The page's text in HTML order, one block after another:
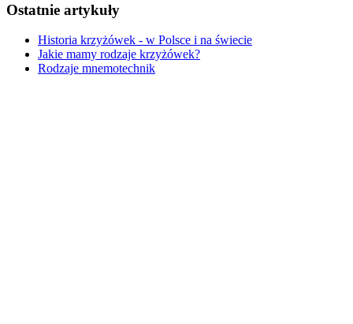
Ostatnie artykuły
Historia krzyżówek - w Polsce i na świecie
Jakie mamy rodzaje krzyżówek?
Rodzaje mnemotechnik